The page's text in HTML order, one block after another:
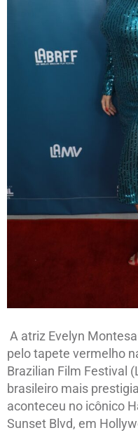
A atriz Evelyn
pelo tapete vermelho
Brazilian Film Festival
brasileiro mais
aconteceu no icônico
Sunset Blvd, em